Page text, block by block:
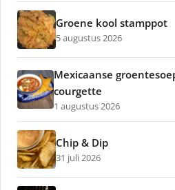
Groene kool stamppot
5 augustus 2026
Mexicaanse
courgette
1 augustus 2026
Chip & Dip
31 juli 2026